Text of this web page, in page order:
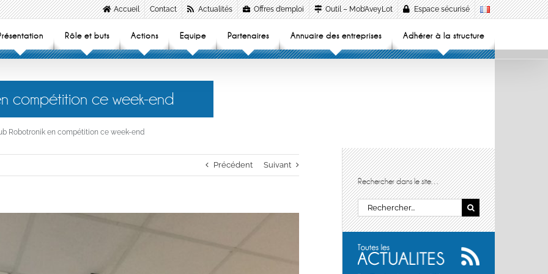
Accueil Contact Actualités Offres d’emploi Outil – Mob’AveyLot Espace sécurisé
Rôle et buts Actions Equipe Partenaires Annuaire des entreprises Adhérer à la structure
compétition ce week-end
Robotronik en compétition ce week-end
Précédent Suivant
Rechercher dans le site…
Rechercher: